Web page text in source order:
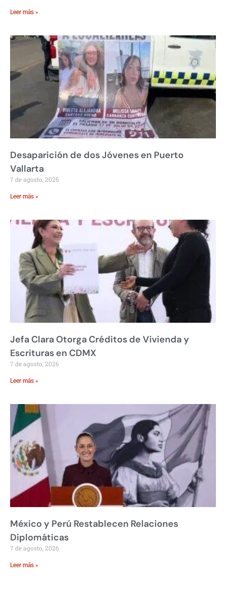
Leer más »
Desaparición de dos Jóvenes en Puerto
Vallarta
7 de agosto, 2026
Leer más »
Jefa Clara Otorga Créditos de Vivienda y
Escrituras en CDMX
7 de agosto, 2026
Leer más »
México y Perú Restablecen Relaciones
Diplomáticas
7 de agosto, 2026
Leer más »